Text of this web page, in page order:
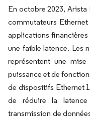
En octobre 2023,
commutateurs
applications
une faible latence. Les
représentent une
puissance et de
de dispositifs Ethernet
de réduire la
transmission de